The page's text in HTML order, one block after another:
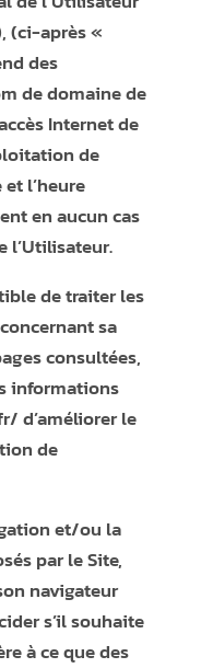
(ci-après «
des
de domaine de
Internet de
de
l’heure
en aucun cas
l’Utilisateur.
de traiter les
sa
consultées,
informations
d’améliorer le
de
et/ou la
par le Site,
navigateur
s’il souhaite
à ce que des